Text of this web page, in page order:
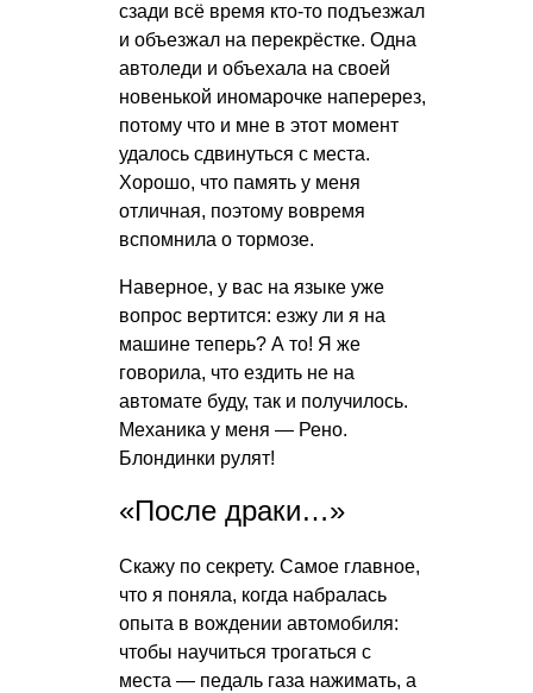
сзади всё время кто-то подъезжал
и объезжал на перекрёстке. Одна
автоледи и объехала на своей
новенькой иномарочке наперерез,
потому что и мне в этот момент
удалось сдвинуться с места.
Хорошо, что память у меня
отличная, поэтому вовремя
вспомнила о тормозе.
Наверное, у вас на языке уже
вопрос вертится: езжу ли я на
машине теперь? А то! Я же
говорила, что ездить не на
автомате буду, так и получилось.
Механика у меня — Рено.
Блондинки рулят!
«После драки…»
Скажу по секрету. Самое главное,
что я поняла, когда набралась
опыта в вождении автомобиля:
чтобы научиться трогаться с
места — педаль газа нажимать, а